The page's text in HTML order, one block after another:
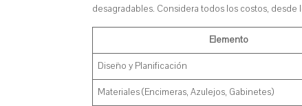
desagradables. Considera todos los costos, desde
Elemento
Diseño y Planificación
Materiales (Encimeras, Azulejos, Gabinetes)